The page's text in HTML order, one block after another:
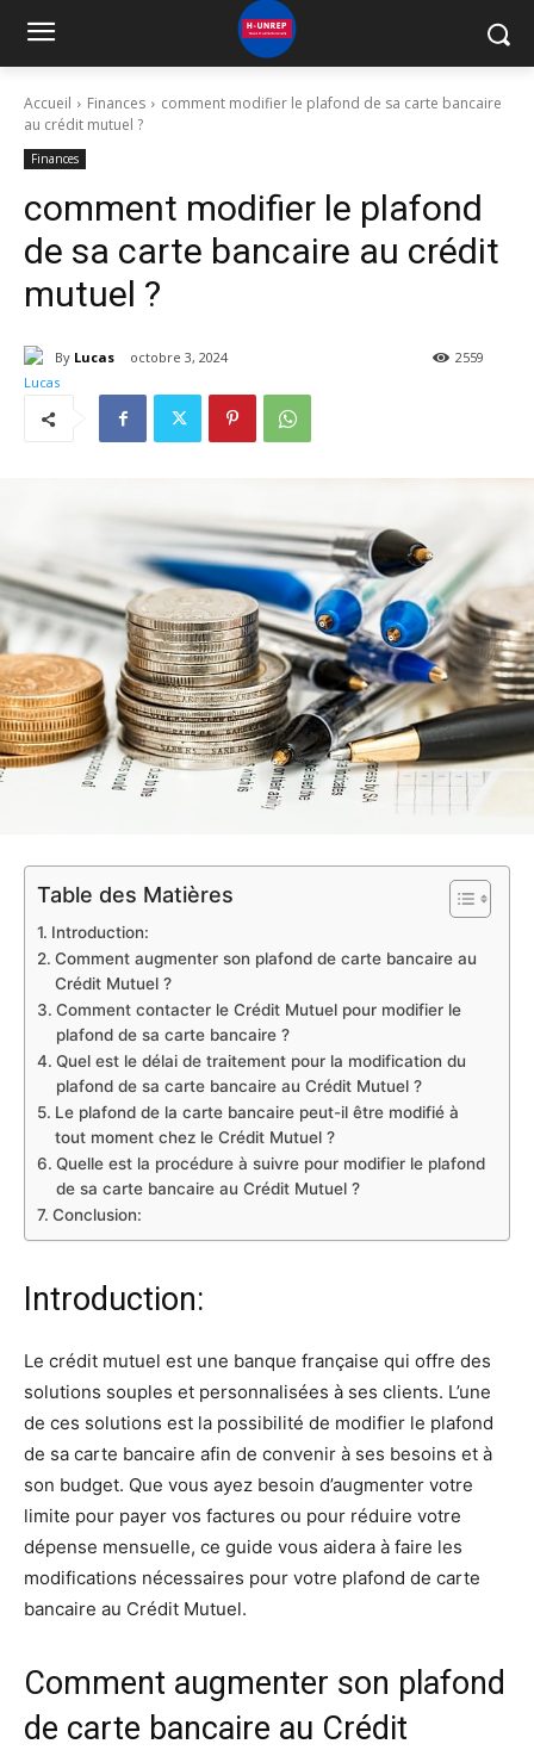
Accueil Finances
comment modifier le plafond de sa carte bancaire
au crédit mutuel ?
Finances
comment modifier le plafond
de sa carte bancaire au crédit
mutuel ?
By Lucas octobre 3, 2024 2559
Table des Matières
Introduction:
Comment augmenter son plafond de carte bancaire au
Crédit Mutuel ?
Comment contacter le Crédit Mutuel pour modifier le
plafond de sa carte bancaire ?
Quel est le délai de traitement pour la modification du
plafond de sa carte bancaire au Crédit Mutuel ?
Le plafond de la carte bancaire peut-il être modifié à
tout moment chez le Crédit Mutuel ?
Quelle est la procédure à suivre pour modifier le plafond
de sa carte bancaire au Crédit Mutuel ?
Conclusion:
Introduction:
Le crédit mutuel est une banque française qui offre des
solutions souples et personnalisées à ses clients. L’une
de ces solutions est la possibilité de modifier le plafond
de sa carte bancaire afin de convenir à ses besoins et à
son budget. Que vous ayez besoin d’augmenter votre
limite pour payer vos factures ou pour réduire votre
dépense mensuelle, ce guide vous aidera à faire les
modifications nécessaires pour votre plafond de carte
bancaire au Crédit Mutuel.
Comment augmenter son plafond
de carte bancaire au Crédit